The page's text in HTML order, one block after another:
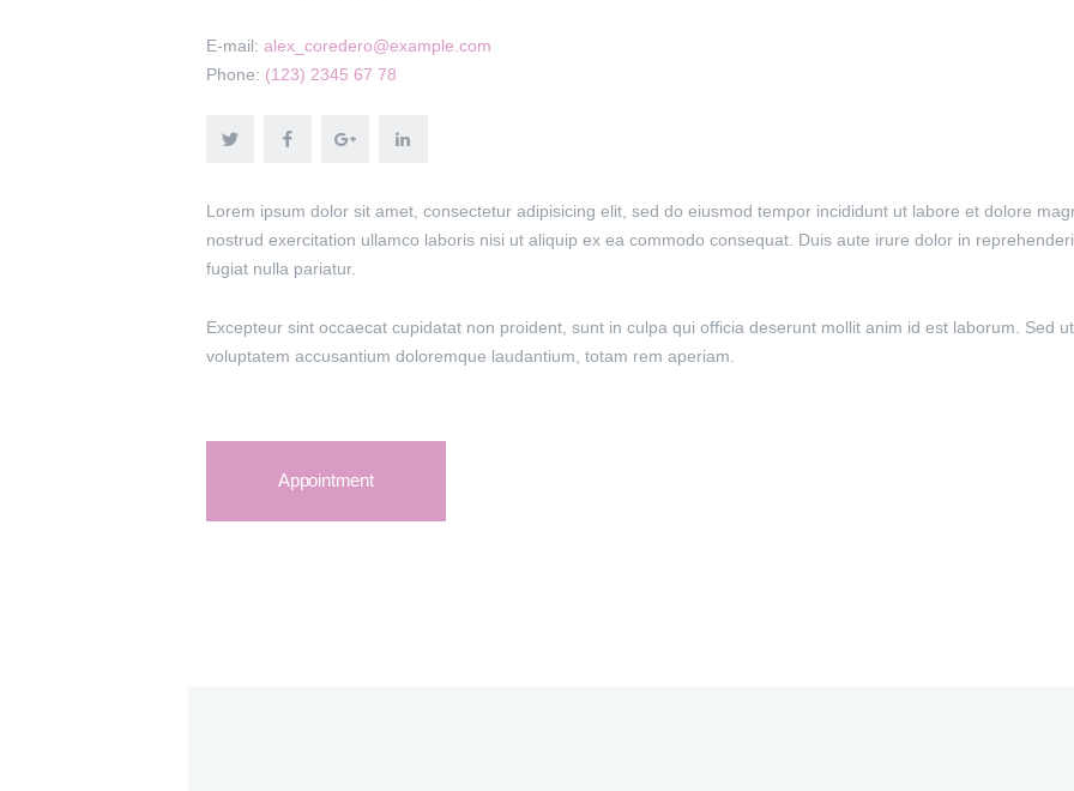
E-mail: alex_coredero@example.com
Phone: (123) 2345 67 78
Lorem ipsum dolor sit amet, consectetur adipisicing elit, sed do eiusmod tempor incididunt ut labore et dolore
nostrud exercitation ullamco laboris nisi ut aliquip ex ea commodo consequat. Duis aute irure dolor in
fugiat nulla pariatur.
Excepteur sint occaecat cupidatat non proident, sunt in culpa qui officia deserunt mollit anim id est laborum. Sed
voluptatem accusantium doloremque laudantium, totam rem aperiam.
Appointment